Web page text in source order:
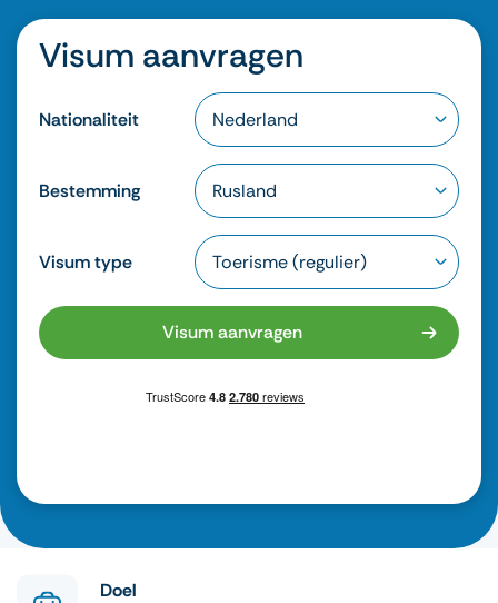
Visum aanvragen
Nationaliteit
Bestemming
Visum type
Visum aanvragen
Doel